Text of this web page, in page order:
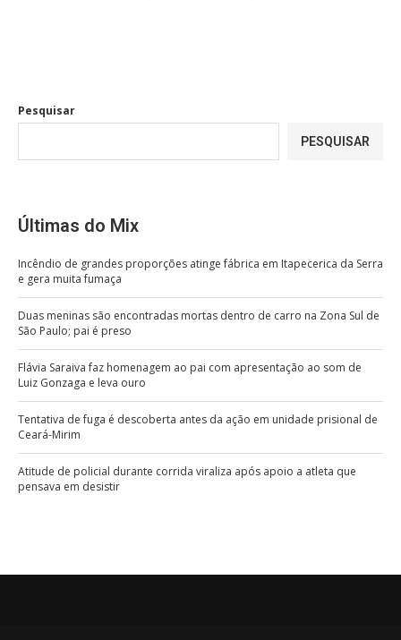
Pesquisar
PESQUISAR
Últimas do Mix
Incêndio de grandes proporções atinge fábrica em Itapecerica da Serra
e gera muita fumaça
Duas meninas são encontradas mortas dentro de carro na Zona Sul de
São Paulo; pai é preso
Flávia Saraiva faz homenagem ao pai com apresentação ao som de
Luiz Gonzaga e leva ouro
Tentativa de fuga é descoberta antes da ação em unidade prisional de
Ceará-Mirim
Atitude de policial durante corrida viraliza após apoio a atleta que
pensava em desistir